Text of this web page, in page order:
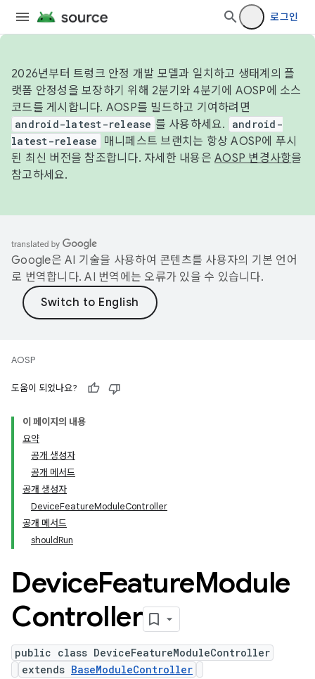
로그인
2026년부터 트렁크 안정 개발 모델과 일치하고 생태계의 플
랫폼 안정성을 보장하기 위해 2분기와 4분기에 AOSP에 소스
코드를 게시합니다. AOSP를 빌드하고 기여하려면
android-latest-release 를 사용하세요.
android-
latest-release
매니페스트 브랜치는 항상 AOSP에 푸시
된 최신 버전을 참조합니다. 자세한 내용은 AOSP 변경사항을
참고하세요.
Google은 AI 기술을 사용하여 콘텐츠를 사용자의 기본 언어
로 번역합니다. AI 번역에는 오류가 있을 수 있습니다.
AOSP
도움이 되었나요?
이 페이지의 내용
요약
공개 생성자
공개 메서드
공개 생성자
DeviceFeatureModuleController
공개 메서드
shouldRun
DeviceFeatureModule
Controller
public class DeviceFeatureModuleController
extends BaseModuleController